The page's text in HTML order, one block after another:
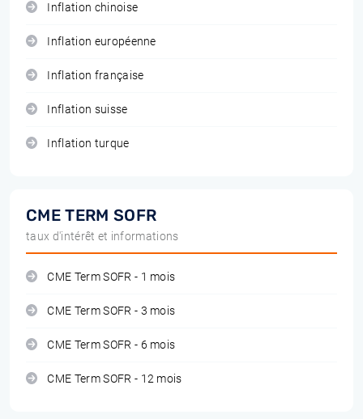
Inflation chinoise
Inflation européenne
Inflation française
Inflation suisse
Inflation turque
CME TERM SOFR
taux d'intérêt et informations
CME Term SOFR - 1 mois
CME Term SOFR - 3 mois
CME Term SOFR - 6 mois
CME Term SOFR - 12 mois